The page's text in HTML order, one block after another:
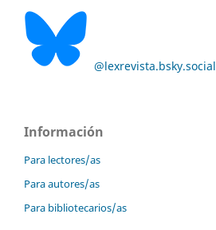
@lexrevista.bsky.social
Información
Para lectores/as
Para autores/as
Para bibliotecarios/as